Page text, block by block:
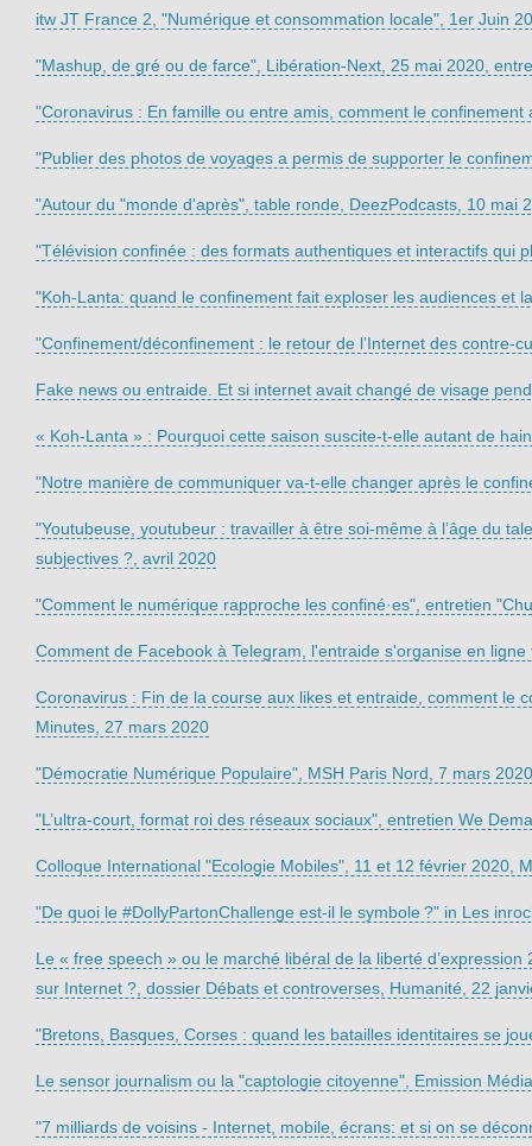
itw JT France 2, "Numérique et consommation locale", 1er Juin
"Mashup, de gré ou de farce", Libération-Next, 25 mai 2020,
"Coronavirus : En famille ou entre amis, comment le
"Publier des photos de voyages a permis de supporter le
"Autour du "monde d'après", table ronde, DeezPodcasts, 10 mai
"Télévision confinée : des formats authentiques et interactifs qui
"Koh-Lanta: quand le confinement fait exploser les audiences et
"Confinement/déconfinement : le retour de l’Internet des contre-
Fake news ou entraide. Et si internet avait changé de visage
« Koh-Lanta » : Pourquoi cette saison suscite-t-elle autant de
"Notre manière de communiquer va-t-elle changer après le
"Youtubeuse, youtubeur : travailler à être soi-même à l’âge du
subjectives ?, avril 2020
"Comment le numérique rapproche les confiné·es", entretien
Comment de Facebook à Telegram, l'entraide s'organise en
Coronavirus : Fin de la course aux likes et entraide, comment le
Minutes, 27 mars 2020
"Démocratie Numérique Populaire", MSH Paris Nord, 7 mars 2020
"L’ultra-court, format roi des réseaux sociaux", entretien We
Colloque International "Ecologie Mobiles", 11 et 12 février 2020,
"De quoi le #DollyPartonChallenge est-il le symbole ?" in Les
Le « free speech » ou le marché libéral de la liberté
sur Internet ?, dossier Débats et controverses, Humanité, 22
"Bretons, Basques, Corses : quand les batailles identitaires se
Le sensor journalism ou la "captologie citoyenne", Emission
"7 milliards de voisins - Internet, mobile, écrans: et si on se